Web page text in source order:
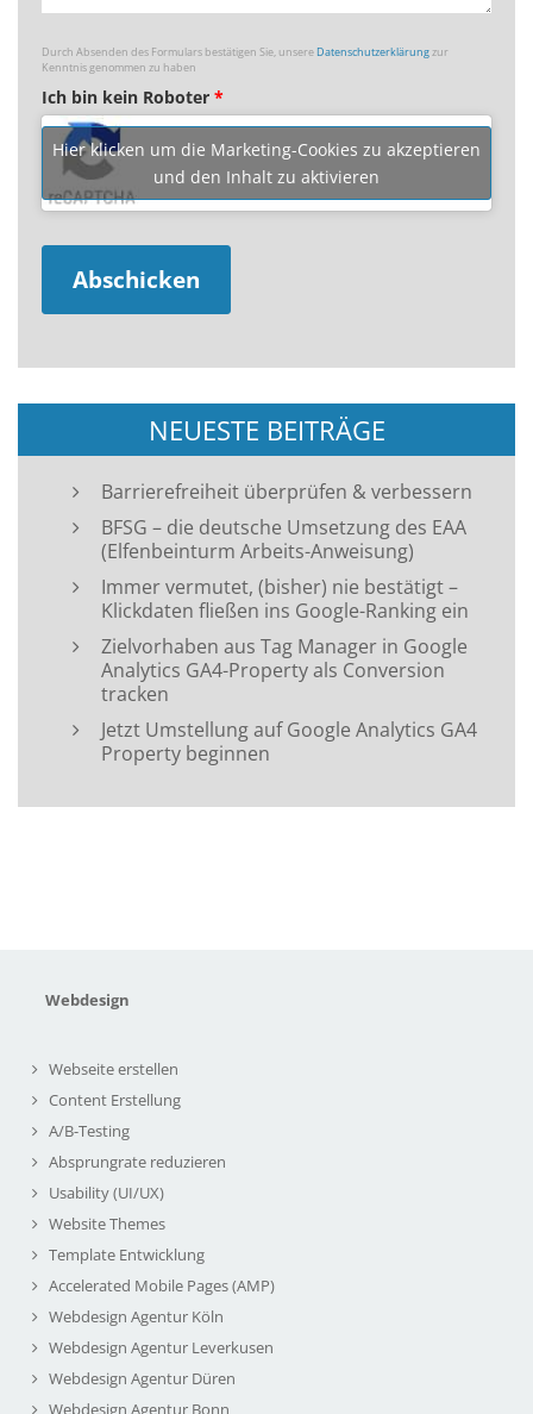
Durch Absenden des Formulars bestätigen Sie, unsereDatenschutzerklärungzur
Kenntnis genommen zu haben
Ich bin kein Roboter *
Hier klicken um die Marketing-Cookies zu akzeptieren
und den Inhalt zu aktivieren
NEUESTE BEITRÄGE
Barrierefreiheit überprüfen & verbessern
BFSG – die deutsche Umsetzung des EAA
(Elfenbeinturm Arbeits-Anweisung)
Immer vermutet, (bisher) nie bestätigt –
Klickdaten fließen ins Google-Ranking ein
Zielvorhaben aus Tag Manager in Google
Analytics GA4-Property als Conversion
tracken
Jetzt Umstellung auf Google Analytics GA4
Property beginnen
Webdesign
Webseite erstellen
Content Erstellung
A/B-Testing
Absprungrate reduzieren
Usability (UI/UX)
Website Themes
Template Entwicklung
Accelerated Mobile Pages (AMP)
Webdesign Agentur Köln
Webdesign Agentur Leverkusen
Webdesign Agentur Düren
Webdesign Agentur Bonn